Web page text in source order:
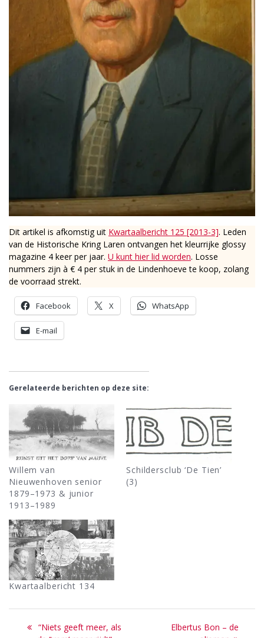
Dit artikel is afkomstig uit Kwartaalbericht 125 [2013-3]. Leden
van de Historische Kring Laren ontvangen het kleurrijke glossy
magazine 4 keer per jaar. U kunt hier lid worden. Losse
nummers zijn à € 4 per stuk in de Lindenhoeve te koop, zolang
de voorraad strekt.
Facebook X WhatsApp
E-mail
Gerelateerde berichten op deze site:
Willem van
Nieuwenhoven senior
1879–1973 & junior
1913–1989
Schildersclub ‘De Tien’
(3)
Kwartaalbericht 134
Bericht
Previous
“Niets geeft meer, als
Next
Elbertus Bon – de